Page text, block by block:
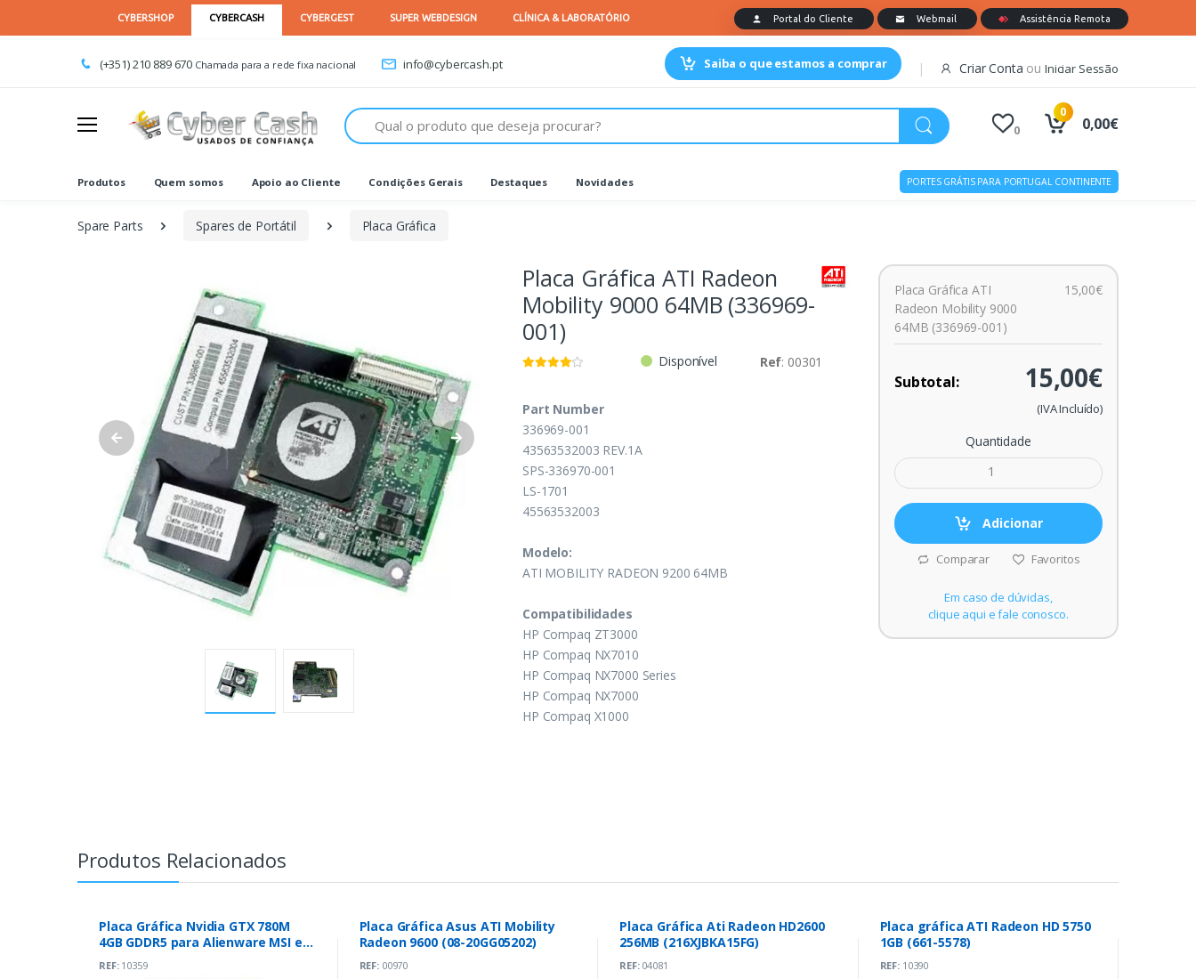
(+351) 210 889 670 Chamada para a rede fixa nacional info@cybercash.pt Saiba o que estamos a comprar Criar Conta ouIniciar Sessão
Procurar
0
0
0,00€
Produtos Quem somos Apoio ao Cliente Condições Gerais Destaques Novidades PORTES GRÁTIS PARA PORTUGAL CONTINENTE
Spare Parts Spares de Portátil Placa Gráfica
Placa Gráfica ATI Radeon
Mobility 9000 64MB (336969-
001)
Disponível Ref: 00301
Part Number
336969-001
43563532003 REV.1A
SPS-336970-001
LS-1701
45563532003
Modelo:
ATI MOBILITY RADEON 9200 64MB
Compatibilidades
HP Compaq ZT3000
HP Compaq NX7010
HP Compaq NX7000 Series
HP Compaq NX7000
HP Compaq X1000
Placa Gráfica ATI
Radeon Mobility 9000
64MB (336969-001)
15,00€
Subtotal: 15,00€
(IVA Incluído)
Quantidade
Adicionar
Comparar Favoritos
Em caso de dúvidas,
clique aqui e fale conosco.
Produtos Relacionados
Placa Gráfica Nvidia GTX 780M
4GB GDDR5 para Alienware MSI e
CLEVO
REF:10359
Placa Gráfica Asus ATI Mobility
Radeon 9600 (08-20GG05202)
REF:00970
Placa Gráfica Ati Radeon HD2600
256MB (216XJBKA15FG)
REF:04081
Placa gráfica ATI Radeon HD 5750
1GB (661-5578)
REF:10390